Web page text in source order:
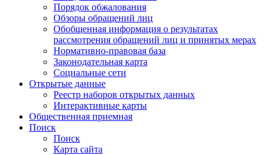
Порядок обжалования
Обзоры обращений лиц
Обобщенная информация о результатах
рассмотрения обращений лиц и принятых мерах
Нормативно-правовая база
Законодательная карта
Социальные сети
Открытые данные
Реестр наборов открытых данных
Интерактивные карты
Общественная приемная
Поиск
Поиск
Карта сайта